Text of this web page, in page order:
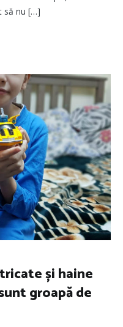
să nu […]
și haine
groapă de